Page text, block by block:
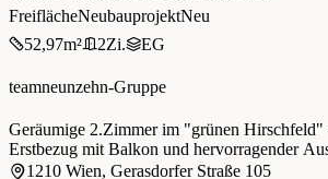
FreiflächeNeubauprojektNeu
52,97m² 2Zi. EG
teamneunzehn-Gruppe
Geräumige 2.Zimmer im "grünen Hirschfeld"
Erstbezug mit Balkon und hervorragender
1210 Wien, Gerasdorfer Straße 105